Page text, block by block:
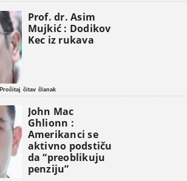
Prof. dr. Asim
Mujkić : Dodikov
Kec iz rukava
Pročitaj čitav članak
John Mac
Ghlionn :
Amerikanci se
aktivno podstiču
da “preoblikuju
penziju”